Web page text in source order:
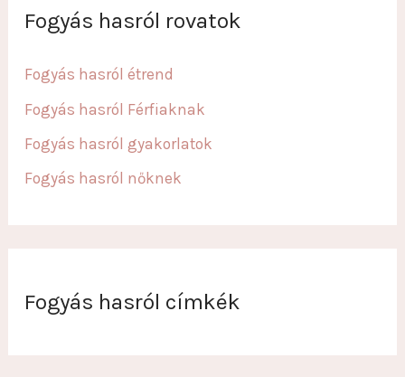
Fogyás hasról rovatok
Fogyás hasról étrend
Fogyás hasról Férfiaknak
Fogyás hasról gyakorlatok
Fogyás hasról nőknek
Fogyás hasról címkék